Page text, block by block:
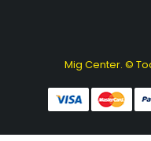
Mig Center. ©